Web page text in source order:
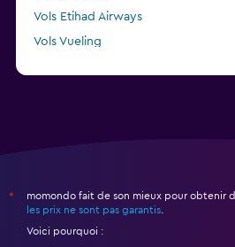
Vols Etihad Airways
Vols Vueling
*
momondo fait de son mieux pour obtenir
les prix ne sont pas garantis
Voici pourquoi :